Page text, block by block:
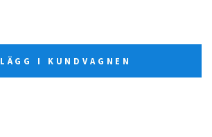
LÄGG I KUNDVAGNEN